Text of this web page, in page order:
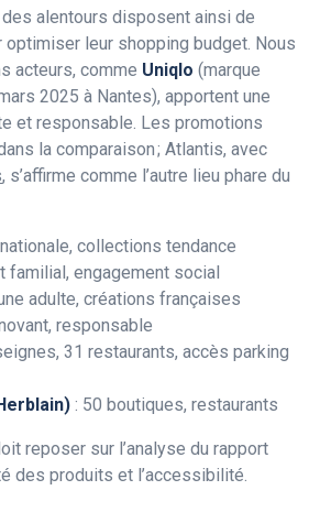
alentours disposent ainsi de
leur shopping budget. Nous
acteurs, comme Uniqlo (marque
2025 à Nantes), apportent une
et responsable. Les promotions
la comparaison ; Atlantis, avec
, s’affirme comme l’autre lieu phare du
collections tendance
familial, engagement social
adulte, créations françaises
responsable
31 restaurants, accès parking
: 50 boutiques, restaurants
reposer sur l’analyse du rapport
des produits et l’accessibilité.